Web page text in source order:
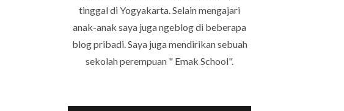
tinggal di Yogyakarta. Selain mengajari
anak-anak saya juga ngeblog di beberapa
blog pribadi. Saya juga mendirikan sebuah
sekolah perempuan " Emak School".